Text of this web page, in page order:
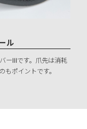
ル
ーⅢです。爪先は消耗
もポイントです。